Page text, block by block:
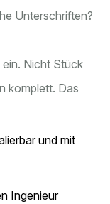
Unterschriften?
ein. Nicht Stück
komplett. Das
und mit
Ingenieur